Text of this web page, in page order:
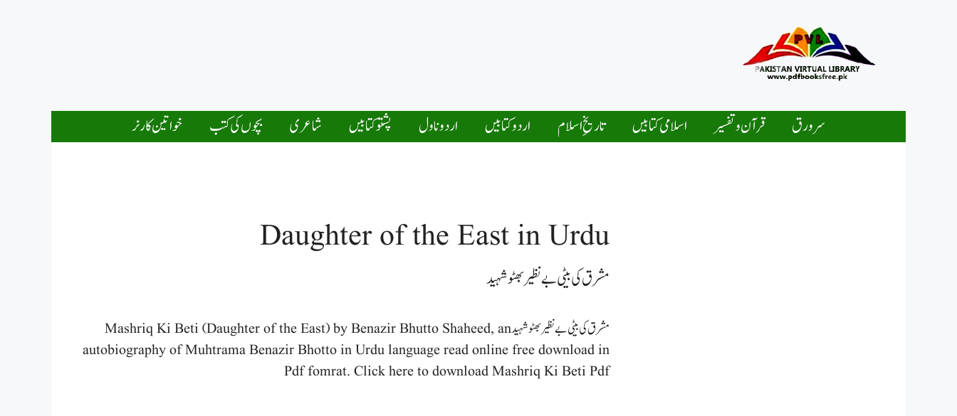
سرورق قرآن و تفسیر اسلامی کتابیں تاریخِ اسلام اردو کتابیں اردو ناول پشتو کتابیں شاعری بچوں کی کتب خواتین کارنر
Daughter of the East in Urdu
مشرق کی بیٹی بے نظیر بھٹو شہید
مشرق کی بیٹی بے نظیر بھٹو شہید Mashriq Ki Beti (Daughter of the East) by Benazir Bhutto Shaheed, an
autobiography of Muhtrama Benazir Bhotto in Urdu language read online free download in
Pdf fomrat. Click here to download Mashriq Ki Beti Pdf